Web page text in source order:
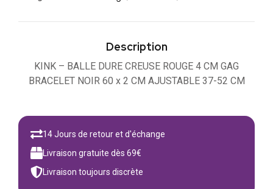
Description
KINK – BALLE DURE CREUSE ROUGE 4 CM GAG
BRACELET NOIR 60 x 2 CM AJUSTABLE 37-52 CM
14 Jours de retour et d'échange
Livraison gratuite dès 69€
Livraison toujours discrète